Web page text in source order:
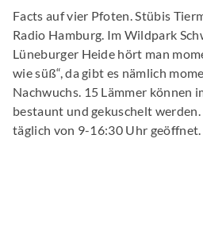
Facts auf vier Pfoten. Stübis
Radio Hamburg. Im Wildpark
Lüneburger Heide hört man
wie süß“, da gibt es nämlich
Nachwuchs. 15 Lämmer können
bestaunt und gekuschelt
täglich von 9-16:30 Uhr geöffnet.